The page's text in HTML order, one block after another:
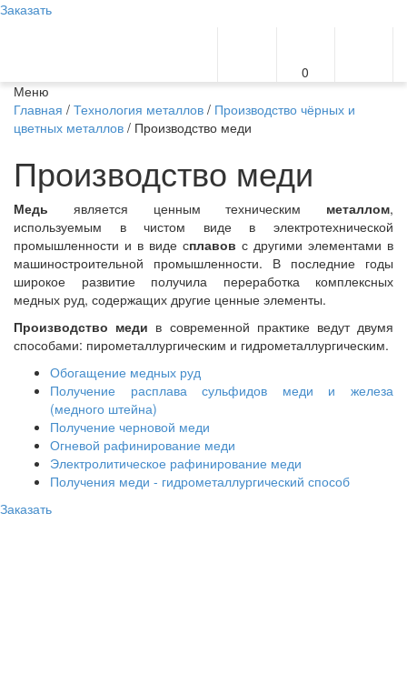
Заказать
0
Меню
Главная / Технология металлов / Производство чёрных и
цветных металлов / Производство меди
Производство меди
Медь является ценным техническим металлом,
используемым в чистом виде в электротехнической
промышленности и в виде сплавов с другими элементами в
машиностроительной промышленности. В последние годы
широкое развитие получила переработка комплексных
медных руд, содержащих другие ценные элементы.
Производство меди в современной практике ведут двумя
способами: пирометаллургическим и гидрометаллургическим.
Обогащение медных руд
Получение расплава сульфидов меди и железа
(медного штейна)
Получение черновой меди
Огневой рафинирование меди
Электролитическое рафинирование меди
Получения меди - гидрометаллургический способ
Заказать